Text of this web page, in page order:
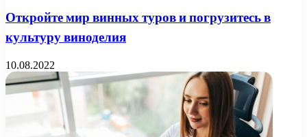
Откройте мир винных туров и погрузитесь в
культуру виноделия
10.08.2022